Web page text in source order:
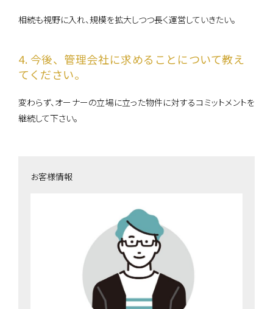
相続も視野に入れ、規模を拡大しつつ長く運営していきたい。
4. 今後、管理会社に求めることについて教え
てください。
変わらず、オーナーの立場に立った物件に対するコミットメントを
継続して下さい。
お客様情報